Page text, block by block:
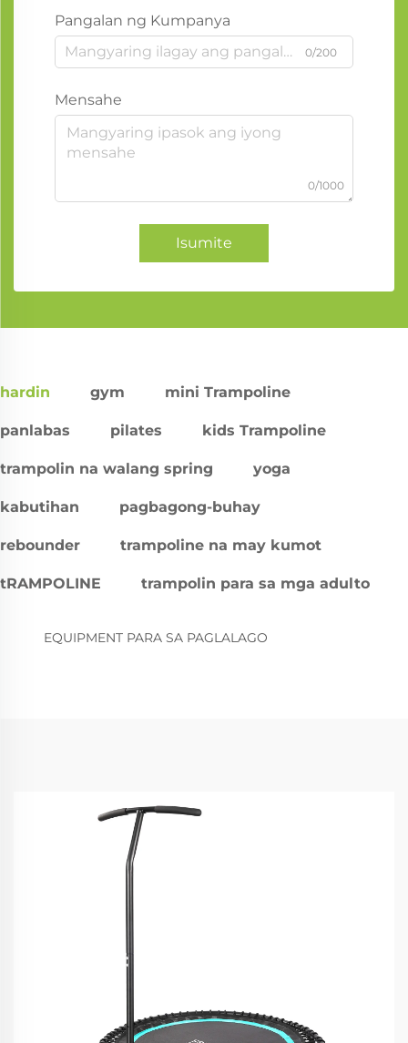
Pangalan ng Kumpanya
0/200
Mensahe
0/1000
Isumite
hardin gym mini Trampoline
panlabas pilates kids Trampoline
trampolin na walang spring yoga
kabutihan pagbagong-buhay
rebounder trampoline na may kumot
tRAMPOLINE trampolin para sa mga adulto
EQUIPMENT PARA SA PAGLALAGO